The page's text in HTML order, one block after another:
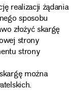
realizacji żądania
sposobu
złożyć skargę
strony
strony
można